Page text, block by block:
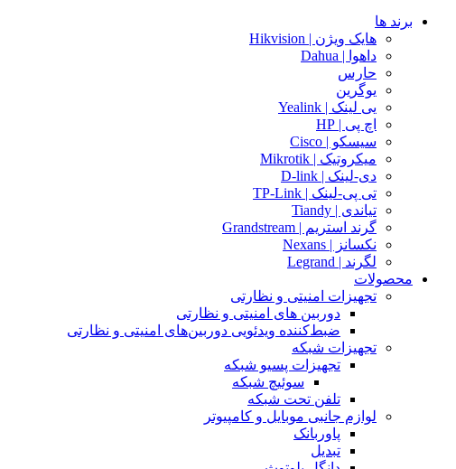
برند ها
هایک ویژن | Hikvision
داهوا | Dahua
حارس
یوگرین
یی لینک | Yealink
اچ پی | HP
سیسکو | Cisco
میکروتیک | Mikrotik
دی-لینک | D-link
تی پی-لینک | TP-Link
تیاندی | Tiandy
گرند استریم | Grandstream
نکسانز | Nexans
لگرند | Legrand
محصولات
تجهیزات امنیتی و نظارتی
دوربین های امنیتی و نظارتی
ضبط‌کننده ویدئویی دوربین‌های امنیتی و نظارتی
تجهیزات شبکه
تجهیزات پسیو شبکه
سوئیچ‌ شبکه
تلفن تحت شبکه
لوازم جانبی موبایل و کامپیوتر
پاوربانک
تبدیل